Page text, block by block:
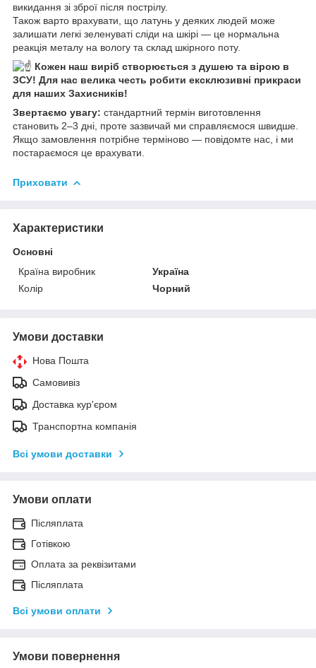
викидання зі зброї після пострілу.
Також варто врахувати, що латунь у деяких людей може
залишати легкі зеленуваті сліди на шкірі — це нормальна
реакція металу на вологу та склад шкірного поту.
Кожен наш виріб створюється з душею та вірою в
ЗСУ! Для нас велика честь робити ексклюзивні прикраси
для наших Захисників!
Звертаємо увагу: стандартний термін виготовлення
становить 2–3 дні, проте зазвичай ми справляємося швидше.
Якщо замовлення потрібне терміново — повідомте нас, і ми
постараємося це врахувати.
Приховати
Характеристики
Основні
Країна виробник
Україна
Колір
Чорний
Умови доставки
Нова Пошта
Самовивіз
Доставка кур'єром
Транспортна компанія
Всі умови доставки
Умови оплати
Післяплата
Готівкою
Оплата за реквізитами
Післяплата
Всі умови оплати
Умови повернення